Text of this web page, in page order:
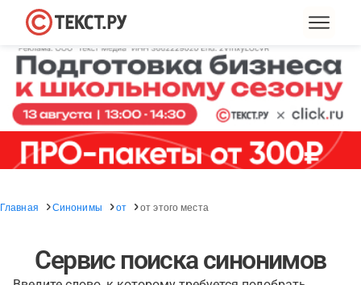
Главная Синонимы от от этого места
Сервис поиска синонимов